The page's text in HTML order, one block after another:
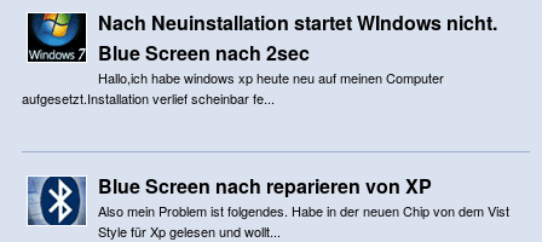
Nach Neuinstallation startet WIndows nicht.
Blue Screen nach 2sec
Hallo,ich habe windows xp heute neu auf meinen Computer
aufgesetzt.Installation verlief scheinbar fe...
Blue Screen nach reparieren von XP
Also mein Problem ist folgendes. Habe in der neuen Chip von dem Vist
Style für Xp gelesen und wollt...